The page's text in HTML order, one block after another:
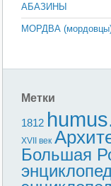
АБАЗИНЫ
МОРДВА
Метки
1812
XVII век
Большая